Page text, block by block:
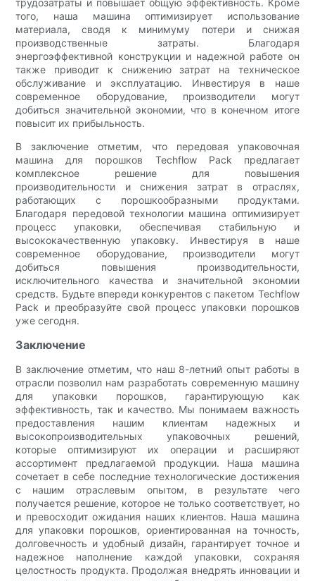
трудозатраты и повышает общую эффективность. Кроме
того, наша машина оптимизирует использование
материала, сводя к минимуму потери и снижая
производственные затраты. Благодаря
энергоэффективной конструкции и надежной работе он
также приводит к снижению затрат на техническое
обслуживание и эксплуатацию. Инвестируя в наше
современное оборудование, производители могут
добиться значительной экономии, что в конечном итоге
повысит их прибыльность.
В заключение отметим, что передовая упаковочная
машина для порошков Techflow Pack предлагает
комплексное решение для повышения
производительности и снижения затрат в отраслях,
работающих с порошкообразными продуктами.
Благодаря передовой технологии машина оптимизирует
процесс упаковки, обеспечивая стабильную и
высококачественную упаковку. Инвестируя в наше
современное оборудование, производители могут
добиться повышения производительности,
исключительного качества и значительной экономии
средств. Будьте впереди конкурентов с пакетом Techflow
Pack и преобразуйте свой процесс упаковки порошков
уже сегодня.
Заключение
В заключение отметим, что наш 8-летний опыт работы в
отрасли позволил нам разработать современную машину
для упаковки порошков, гарантирующую как
эффективность, так и качество. Мы понимаем важность
предоставления нашим клиентам надежных и
высокопроизводительных упаковочных решений,
которые оптимизируют их операции и расширяют
ассортимент предлагаемой продукции. Наша машина
сочетает в себе последние технологические достижения
с нашим отраслевым опытом, в результате чего
получается решение, которое не только соответствует, но
и превосходит ожидания наших клиентов. Наша машина
для упаковки порошков, ориентированная на точность,
долговечность и удобный дизайн, гарантирует точное и
надежное наполнение каждой упаковки, сохраняя
целостность продукта. Продолжая внедрять инновации и